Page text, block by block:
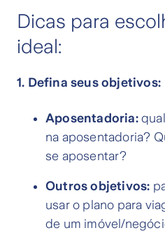
Dicas para
ideal:
1. Defina seus objetivos:
Aposentadoria:
na aposentadoria?
se aposentar?
Outros objetivos:
usar o plano para
de um imóvel/